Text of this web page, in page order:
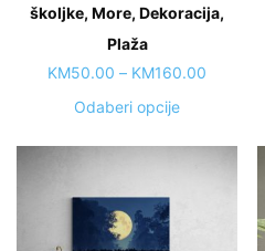
školjke, More, Dekoracija,
Plaža
KM50.00 – KM160.00
through
Odaberi opcijeThis